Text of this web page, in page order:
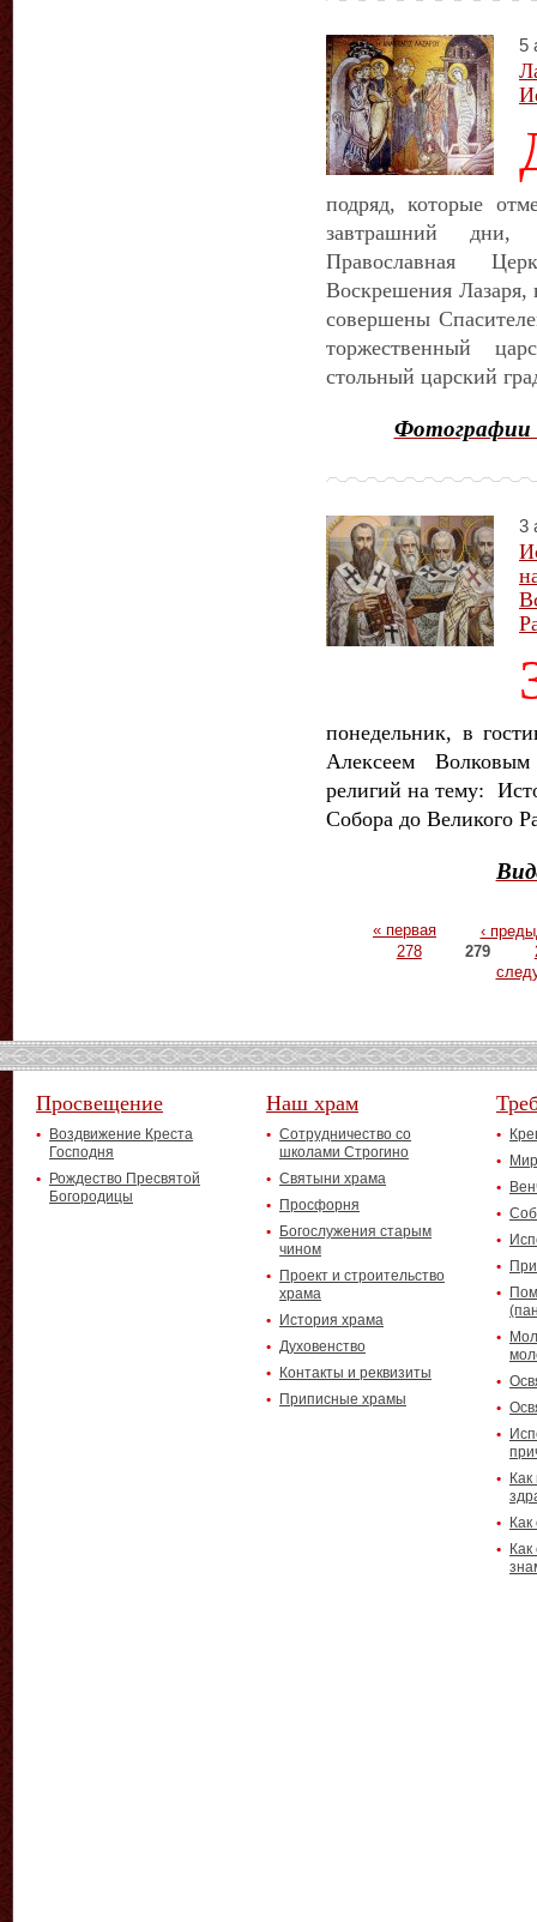
5
подряд, которые
завтрашний дни,
Православная
Воскрешения Лазаря,
совершены
торжественный
стольный царский
Фотографии
3
понедельник, в
Алексеем
религий на тему:
Собора до Великого
Страницы« первая
‹
278
279
Просвещение
Воздвижение Креста
Господня
Рождество Пресвятой
Богородицы
Наш храм
Сотрудничество со
школами Строгино
Святыни храма
Просфорня
Богослужения старым
чином
Проект и строительство
храма
История храма
Духовенство
Контакты и реквизиты
Приписные храмы
Как